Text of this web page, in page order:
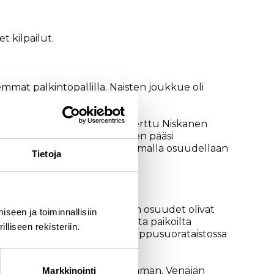
Tietoja
ja toiminnallisiin
rekisteriin.
Markkinointi
kilpailut.
palkintopallilla. Naisten joukkue oli
vaihtoon kärjestä ja Kerttu Niskanen
Nepryaeva. Laura Mononen pääsi
Ebba Andersson onnistui omalla osuudellaan
sekä Joni Mäen vapaan osuudet olivat
päästi Joni Mäen oivallisilta paikoilta
Mäki löi loppusuorataistossa
Mäkeen kaataen tämän. Venäjän